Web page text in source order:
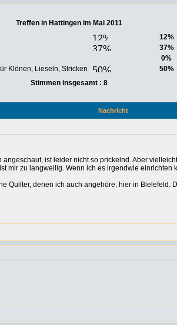
Treffen in Hattingen im Mai 2011
12%
37%
0%
Klönen, Lieseln, Stricken
50%
Stimmen insgesamt : 8
Nachricht
ist leider nicht so prickelnd. Aber
mir zu langweilig. Wenn ich es irgendwie
Quilter, denen ich auch angehöre, hier in